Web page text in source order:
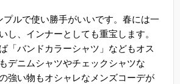
ルで使い勝手がいいです。春には一
し、インナーとしても重宝します。
「バンドカラーシャツ」などもオス
デニムシャツやチェックシャツな
強い物もオシャレなメンズコーデが